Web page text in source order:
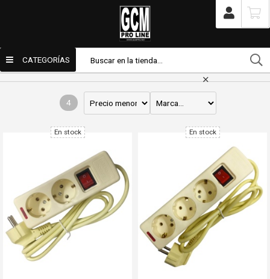
Enviar por email
Para
Mensaje
CATEGORÍAS
Iluminación
Cables y conectores
4
En stock En stock